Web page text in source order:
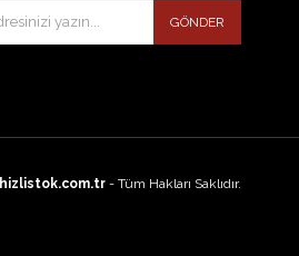
GÖNDER
hizlistok.com.tr - Tüm Hakları Saklıdır.